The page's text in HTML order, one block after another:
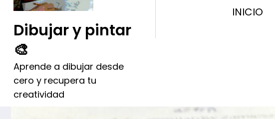
Dibujar y pintar
🎨
Aprende a dibujar desde
cero y recupera tu
creatividad
INICIO